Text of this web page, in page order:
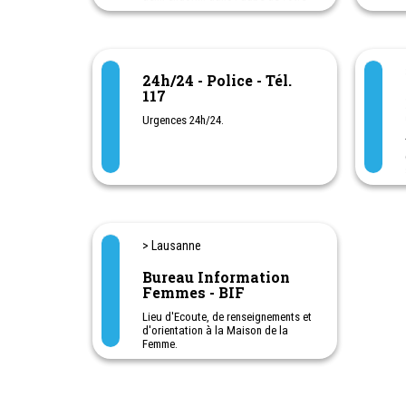
connaissance..."
24h/24 - Police - Tél.
117
Urgences 24h/24.
> Lausanne
Bureau Information
Femmes - BIF
Lieu d'Ecoute, de renseignements et
d'orientation à la Maison de la
Femme.
A la disposition des femmes et des